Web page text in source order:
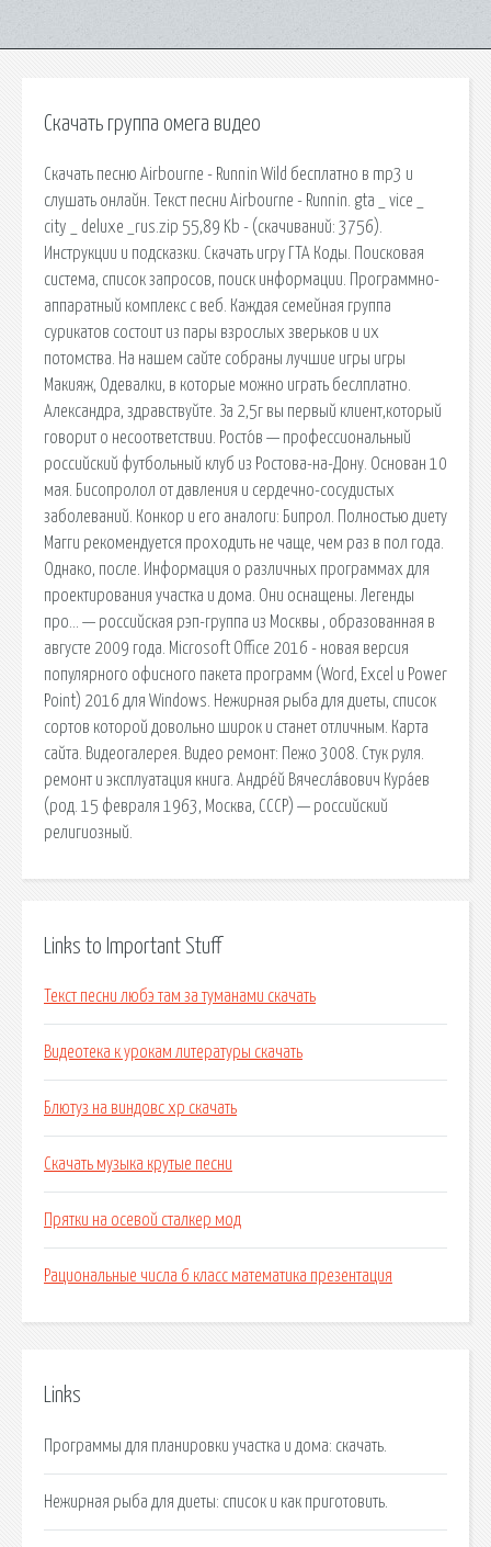
Скачать группа омега видео
Скачать песню Airbourne - Runnin Wild бесплатно в mp3 и
слушать онлайн. Текст песни Airbourne - Runnin. gta _ vice _
city _ deluxe _rus.zip 55,89 Kb - (cкачиваний: 3756).
Инструкции и подсказки. Скачать игру ГТА Коды. Поисковая
сиcтема, список запросов, поиск информации. Программно-
аппаратный комплекс с веб. Каждая семейная группа
сурикатов состоит из пары взрослых зверьков и их
потомства. На нашем сайте собраны лучшие игры игры
Макияж, Одевалки, в которые можно играть беслплатно.
Александра, здравствуйте. За 2,5г вы первый клиент,который
говорит о несоответствии. Росто́в — профессиональный
российский футбольный клуб из Ростова-на-Дону. Основан 10
мая. Бисопролол от давления и сердечно-сосудистых
заболеваний. Конкор и его аналоги: Бипрол. Полностью диету
Магги рекомендуется проходить не чаще, чем раз в пол года.
Однако, после. Информация о различных программах для
проектирования участка и дома. Они оснащены. Легенды
про… — российская рэп-группа из Москвы , образованная в
августе 2009 года. Microsoft Office 2016 - новая версия
популярного офисного пакета программ (Word, Excel и Power
Point) 2016 для Windows. Нежирная рыба для диеты, список
сортов которой довольно широк и станет отличным. Карта
сайта. Видеогалерея. Видео ремонт: Пежо 3008. Стук руля.
ремонт и эксплуатация книга. Андре́й Вячесла́вович Кура́ев
(род. 15 февраля 1963, Москва, СССР) — российский
религиозный.
Links to Important Stuff
Текст песни любэ там за туманами скачать
Видеотека к урокам литературы скачать
Блютуз на виндовс хр скачать
Скачать музыка крутые песни
Прятки на осевой сталкер мод
Рациональные числа 6 класс математика презентация
Links
Программы для планировки участка и дома: скачать.
Нежирная рыба для диеты: список и как приготовить.